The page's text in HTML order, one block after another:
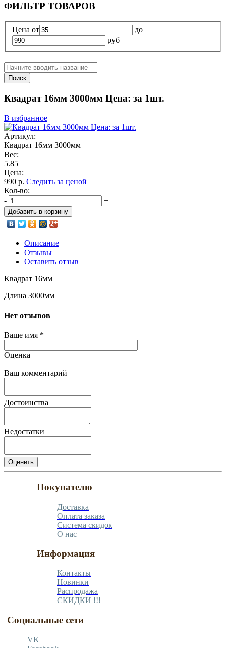
ФИЛЬТР ТОВАРОВ
Цена от
до
руб
Поиск
Квадрат 16мм 3000мм Цена: за 1шт.
В избранное
Артикул:
Квадрат 16мм 3000мм
Вес:
5.85
Цена:
990 р. Следить за ценой
Кол-во:
-
+
Добавить в корзину
Описание
Отзывы
Оставить отзыв
Квадрат 16мм
Длина 3000мм
Нет отзывов
Ваше имя *
Оценка
Ваш комментарий
Достоинства
Недостатки
Покупателю
Доставка
Оплата заказа
Система скидок
О нас
Информация
Контакты
Новинки
Распродажа
СКИДКИ !!!
Социальные сети
VK